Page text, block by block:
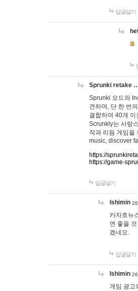
답글달기
Sprunki retake
Sprunki 모드와
견하며, 단 한 번
결합하여 40개
Scrunkly는 사랑
작과 리듬 게임을
music, discover
https://
https://game-
답글달기
lshimin
카자흐뉴
면 좋을
겠네요.
답글달기
lshimin
게임 광고